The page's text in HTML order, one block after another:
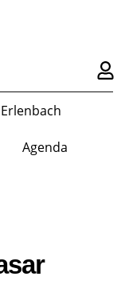
Erlenbach
Agenda